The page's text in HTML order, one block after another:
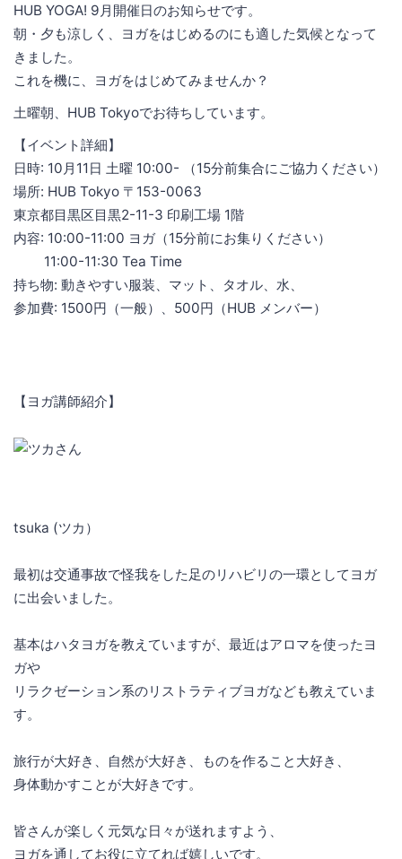
HUB YOGA! 9月開催日のお知らせです。
朝・夕も涼しく、ヨガをはじめるのにも適した気候となって
きました。
これを機に、ヨガをはじめてみませんか？
土曜朝、HUB Tokyoでお待ちしています。
【イベント詳細】
日時: 10月11日 土曜 10:00- （15分前集合にご協力ください）
場所: HUB Tokyo 〒153-0063
東京都目黒区目黒2-11-3 印刷工場 1階
内容: 10:00-11:00 ヨガ（15分前にお集りください）
11:00-11:30 Tea Time
持ち物: 動きやすい服装、マット、タオル、水、
参加費: 1500円（一般）、500円（HUB メンバー）
【ヨガ講師紹介】
tsuka (ツカ）
最初は交通事故で怪我をした足のリハビリの一環としてヨガ
に出会いました。
基本はハタヨガを教えていますが、最近はアロマを使ったヨ
ガや
リラクゼーション系のリストラティブヨガなども教えていま
す。
旅行が大好き、自然が大好き、ものを作ること大好き、
身体動かすことが大好きです。
皆さんが楽しく元気な日々が送れますよう、
ヨガを通してお役に立てれば嬉しいです。